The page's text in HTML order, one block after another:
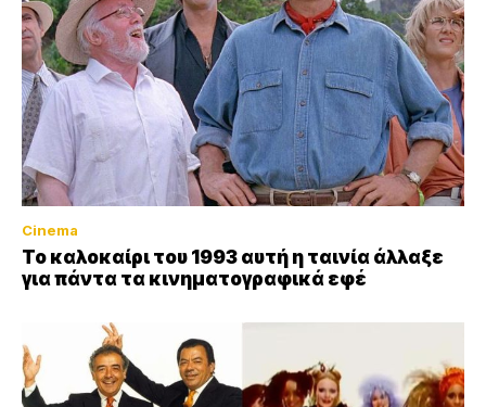
Cinema
Το καλοκαίρι του 1993 αυτή η ταινία άλλαξε
για πάντα τα κινηματογραφικά εφέ